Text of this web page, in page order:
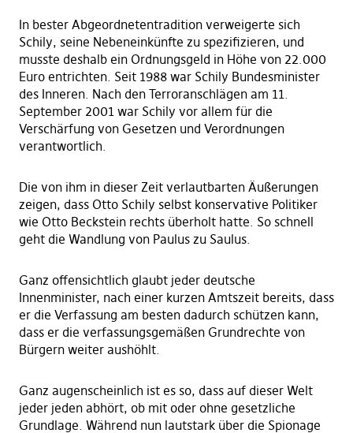
In bester Abgeordnetentradition verweigerte sich
Schily, seine Nebeneinkünfte zu spezifizieren, und
musste deshalb ein Ordnungsgeld in Höhe von 22.000
Euro entrichten. Seit 1988 war Schily Bundesminister
des Inneren. Nach den Terroranschlägen am 11.
September 2001 war Schily vor allem für die
Verschärfung von Gesetzen und Verordnungen
verantwortlich.
Die von ihm in dieser Zeit verlautbarten Äußerungen
zeigen, dass Otto Schily selbst konservative Politiker
wie Otto Beckstein rechts überholt hatte. So schnell
geht die Wandlung von Paulus zu Saulus.
Ganz offensichtlich glaubt jeder deutsche
Innenminister, nach einer kurzen Amtszeit bereits, dass
er die Verfassung am besten dadurch schützen kann,
dass er die verfassungsgemäßen Grundrechte von
Bürgern weiter aushöhlt.
Ganz augenscheinlich ist es so, dass auf dieser Welt
jeder jeden abhört, ob mit oder ohne gesetzliche
Grundlage. Während nun lautstark über die Spionage